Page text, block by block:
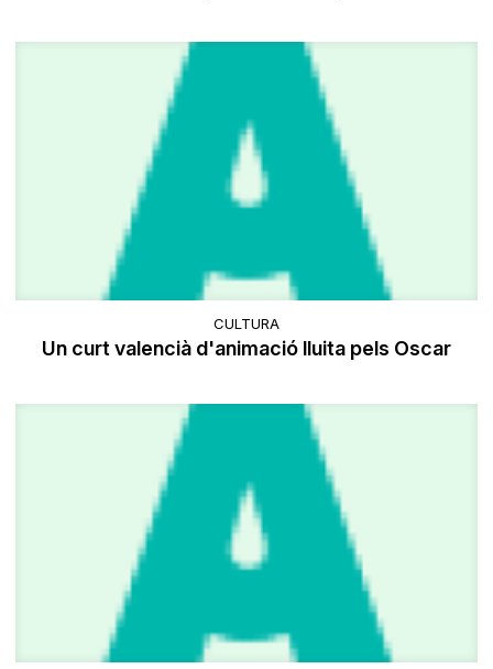
CULTURA
Un curt valencià d'animació lluita pels Oscar